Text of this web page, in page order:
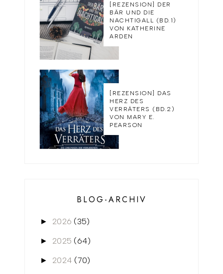
[REZENSION] DER
BÄR UND DIE
NACHTIGALL (BD.1)
VON KATHERINE
ARDEN
[REZENSION] DAS
HERZ DES
VERRÄTERS (BD.2)
VON MARY E.
PEARSON
BLOG-ARCHIV
► 2026 (35)
► 2025 (64)
► 2024 (70)